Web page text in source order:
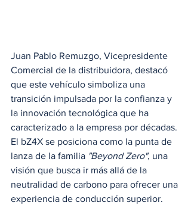
Juan Pablo Remuzgo, Vicepresidente
Comercial de la distribuidora, destacó
que este vehículo simboliza una
transición impulsada por la confianza y
la innovación tecnológica que ha
caracterizado a la empresa por décadas.
El bZ4X se posiciona como la punta de
lanza de la familia "Beyond Zero", una
visión que busca ir más allá de la
neutralidad de carbono para ofrecer una
experiencia de conducción superior.